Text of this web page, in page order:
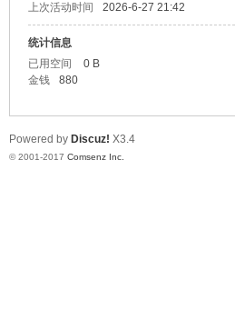
真
上次活动时间
2026-6-27 21:42
统计信息
已用空间
0 B
金钱
880
Powered by Discuz! X3.4
© 2001-2017 Comsenz Inc.